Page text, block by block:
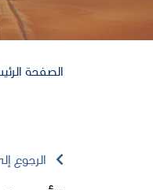
الصفحة
الرجوع